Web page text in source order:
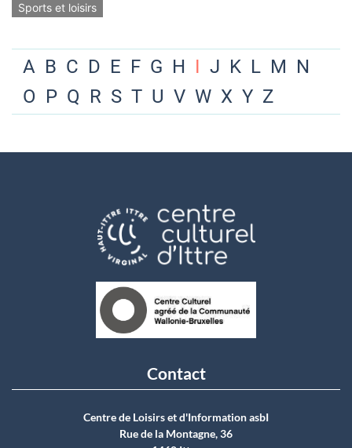
Sports et loisirs
A B C D E F G H I J K L M N
O P Q R S T U V W X Y Z
Contact
Centre de Loisirs et d'Information asbI
Rue de la Montagne, 36